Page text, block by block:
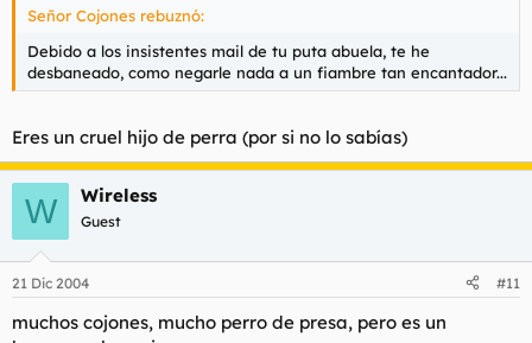
Señor Cojones rebuznó:
Debido a los insistentes mail de tu puta abuela, te he
desbaneado, como negarle nada a un fiambre tan encantador...
Eres un cruel hijo de perra (por si no lo sabías)
W Wireless
Guest
21 Dic 2004 #11
muchos cojones, mucho perro de presa, pero es un